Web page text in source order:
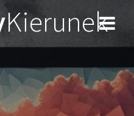
Przejdź
Kierunek